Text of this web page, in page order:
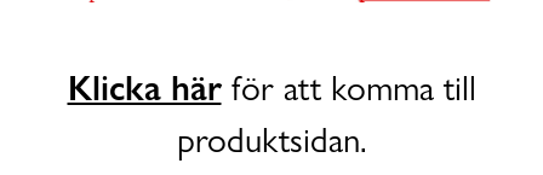
Klicka härför att komma till
produktsidan.